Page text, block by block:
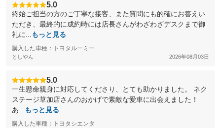
5.0
終始ご担当の方のご丁寧な接客、また質問にも的確にお答えい
ただき、最終的に成約時には店長さんがわざわざデスクまで御
礼に...
もっと見る
購入した車種：トヨタルーミー
としやん 2026年08月03日
5.0
一生懸命親身に対応してくださり、とても助かりました。 ネク
ステージ草加店さんのおかげで素敵な愛車に出会えました！
あ...
もっと見る
購入した車種：トヨタシエンタ